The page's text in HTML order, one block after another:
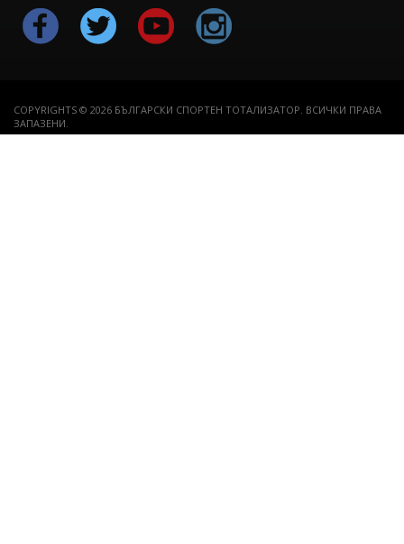
COPYRIGHTS © 2026 БЪЛГАРСКИ СПОРТЕН ТОТАЛИЗАТОР. ВСИЧКИ ПРАВА
ЗАПАЗЕНИ.